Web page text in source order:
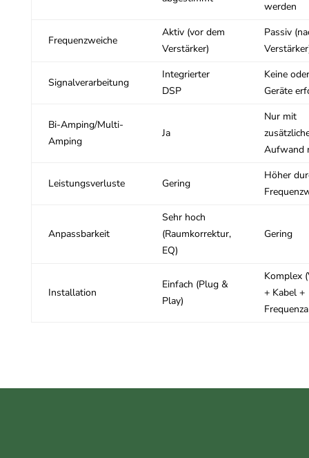
werden
Frequenzweiche
Aktiv (vor dem
Verstärker)
Passiv
Signalverarbeitung
Integrierter
DSP
Keine
Geräte
Bi-Amping/Multi-
Amping
Ja
Nur mit
Aufwand
Leistungsverluste Gering
Höher
Anpassbarkeit
Sehr hoch
(Raumkorrektur,
EQ)
Gering
Installation
Einfach (Plug &
Play)
Komplex
+ Kabel +